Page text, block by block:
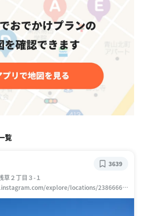
覧
草２丁目３-１
explore/locations/23866665
3639